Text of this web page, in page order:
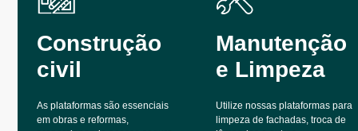
Construção
civil
As plataformas são essenciais
em obras e reformas,
Manutenção
e Limpeza
Utilize nossas plataformas para
limpeza de fachadas, troca de